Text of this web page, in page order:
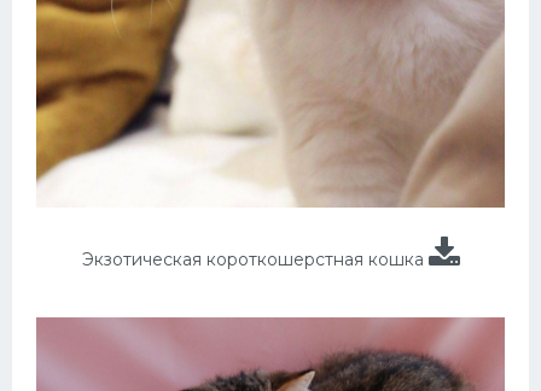
Экзотическая короткошерстная кошка